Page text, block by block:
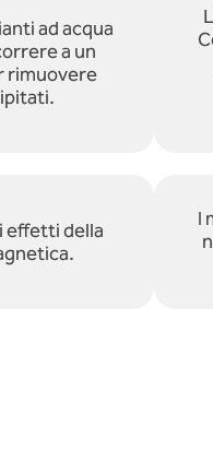
ad acqua
a un
rimuovere
effetti della I